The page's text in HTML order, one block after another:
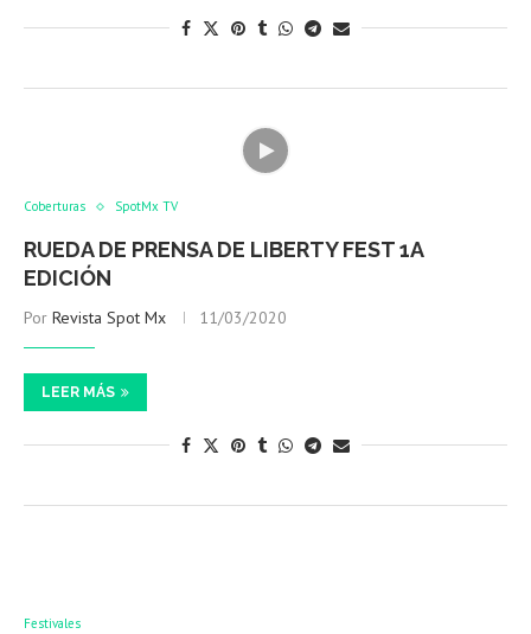
Coberturas SpotMx TV
RUEDA DE PRENSA DE LIBERTY FEST 1A
EDICIÓN
Por Revista Spot Mx 11/03/2020
LEER MÁS
Festivales